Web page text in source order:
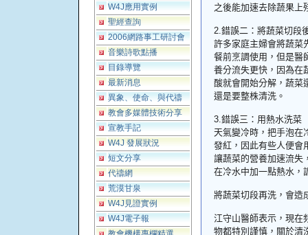
W4J應用實例
聖經查詢
2006網路事工研討會
音樂詩歌點播
目錄導覽
最新消息
異象、使命、與代禱
教會多媒體技術分享
宣教手記
W4J 發展狀況
短文分享
代禱網
荒漠甘泉
W4J見證實例
W4J電子報
之後能加速去除蔬果上
2.錯誤二：將蔬菜切段
許多家庭主婦會將蔬菜
餐前烹調使用，但是醫
養分流失更快，因為在
酸就會開始分解，蔬菜
還是要整株清洗。
3.錯誤三：用熱水洗菜
天氣變冷時，把手泡在
發紅，因此有些人便會
讓蔬菜的營養加速流失
在冷水中加一點熱水，
將蔬菜切段再洗，會造
江守山醫師表示，現在
物都特別謹慎，關於清